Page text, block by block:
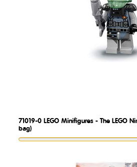
71019-0 LEGO Minifigures - The LEGO
bag)